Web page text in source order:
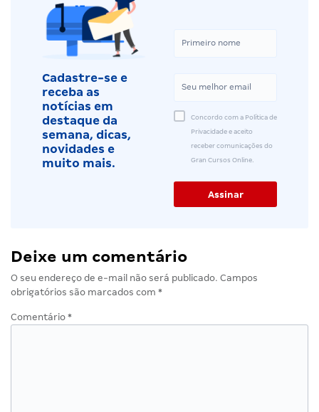
Cadastre-se e
receba as
notícias em
destaque da
semana, dicas,
novidades e
muito mais.
Concordo com a Política de
Privacidade e aceito
receber comunicações do
Gran Cursos Online.
Deixe um comentário
O seu endereço de e-mail não será publicado. Campos
obrigatórios são marcados com *
Comentário *